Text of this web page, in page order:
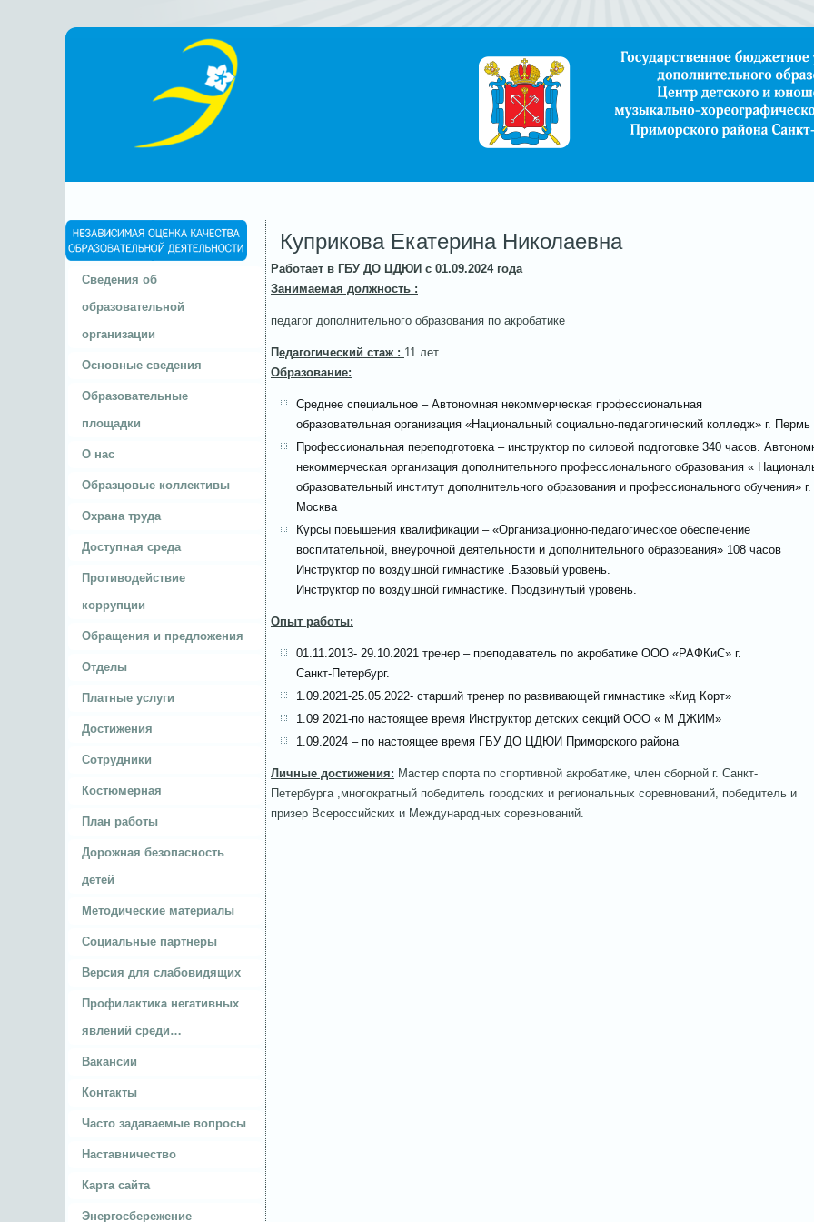
Сведения об
образовательной
организации
Основные сведения
Образовательные
площадки
О нас
Образцовые коллективы
Охрана труда
Доступная среда
Противодействие
коррупции
Обращения и предложения
Отделы
Платные услуги
Достижения
Сотрудники
Костюмерная
План работы
Дорожная безопасность
детей
Методические материалы
Социальные партнеры
Версия для слабовидящих
Профилактика негативных
явлений среди…
Вакансии
Контакты
Часто задаваемые вопросы
Наставничество
Карта сайта
Энергосбережение
Куприкова Екатерина Николаевна
Работает в ГБУ ДО ЦДЮИ с 01.09.2024 года
Занимаемая должность :
педагог дополнительного образования по акробатике
Педагогический стаж : 11 лет
Образование:
Среднее специальное – Автономная некоммерческая профессиональная
образовательная организация «Национальный социально-педагогический колледж» г. Пермь
Профессиональная переподготовка – инструктор по силовой подготовке 340 часов.
некоммерческая организация дополнительного профессионального образования «
образовательный институт дополнительного образования и профессионального обучения» г.
Москва
Курсы повышения квалификации – «Организационно-педагогическое обеспечение
воспитательной, внеурочной деятельности и дополнительного образования» 108 часов
Инструктор по воздушной гимнастике .Базовый уровень.
Инструктор по воздушной гимнастике. Продвинутый уровень.
Опыт работы:
01.11.2013- 29.10.2021 тренер – преподаватель по акробатике ООО «РАФКиС» г.
Санкт-Петербург.
1.09.2021-25.05.2022- старший тренер по развивающей гимнастике «Кид Корт»
1.09 2021-по настоящее время Инструктор детских секций ООО « М ДЖИМ»
1.09.2024 – по настоящее время ГБУ ДО ЦДЮИ Приморского района
Личные достижения: Мастер спорта по спортивной акробатике, член сборной г. Санкт-
Петербурга ,многократный победитель городских и региональных соревнований, победитель и
призер Всероссийских и Международных соревнований.